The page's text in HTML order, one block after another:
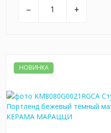
– +
НОВИНКА